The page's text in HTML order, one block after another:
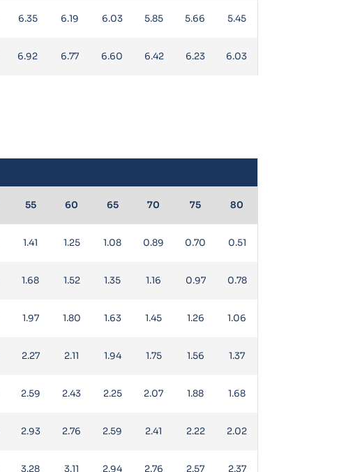
6.35 6.19 6.03 5.85 5.66 5.45
6.92 6.77 6.60 6.42 6.23 6.03
55 60 65 70 75 80
1.41 1.25 1.08 0.89 0.70 0.51
1.68 1.52 1.35 1.16 0.97 0.78
1.97 1.80 1.63 1.45 1.26 1.06
2.27 2.11 1.94 1.75 1.56 1.37
2.59 2.43 2.25 2.07 1.88 1.68
2.93 2.76 2.59 2.41 2.22 2.02
3.28 3.11 2.94 2.76 2.57 2.37